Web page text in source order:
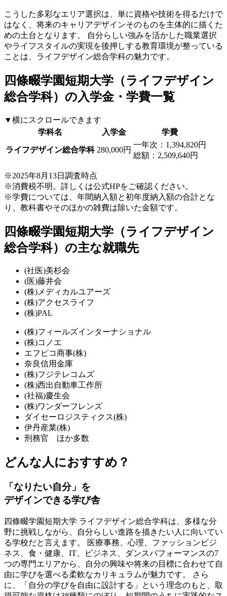
こうした多彩なエリア選択は、単に資格や技術を得るだけで
はなく、将来のキャリアデザインそのものを主体的に描くた
めの土台となります。 自分らしい強みを活かした職業選択
やライフスタイルの実現を後押しする教育環境が整っている
ことは、ライフデザイン総合学科の魅力です。
四條畷学園短期大学（ライフデザイン
総合学科）の入学金・学費一覧
▼横にスクロールできます
学科名
入学金 学費
ライフデザイン総合学科 280,000円
一年次：1,394,820円
総額：2,509,640円
※2025年8月13日調査時点
※消費税不明。詳しくは公式HPをご確認ください。
※学費については、年間納入額と初年度納入額の合計とな
り、教科書やそのほかの雑費は除いた金額です。
四條畷学園短期大学（ライフデザイン
総合学科）の主な就職先
(社医)美杉会
(医)藤井会
(株)メディカルユアーズ
(株)アクセスライフ
(株)PAL
(株)フィールズインターナショナル
(株)コノエ
エフピコ商事(株)
奈良信用金庫
(株)フジテレコムズ
(株)西出自動車工作所
(社福)慶生会
(株)ワンダーフレンズ
ダイセーロジスティクス(株)
伊丹産業(株)
刑務官 ほか多数
どんな人におすすめ？
「なりたい自分」を
デザインできる学び舎
四條畷学園短期大学 ライフデザイン総合学科は、多様な分
野に挑戦しながら、自分らしい進路を描きたい人に向いてい
る学校だと言えます。 医療事務、心理、ファッションビジ
ネス、食・健康、IT、ビジネス、ダンスパフォーマンスの7
つの専門エリアから、
自分の興味や将来の目標に合わせて自
由に学びを選べる柔軟なカリキュラムが魅力です。
さら
に、「自分の学びを自由に設計する」という理念のもと、取